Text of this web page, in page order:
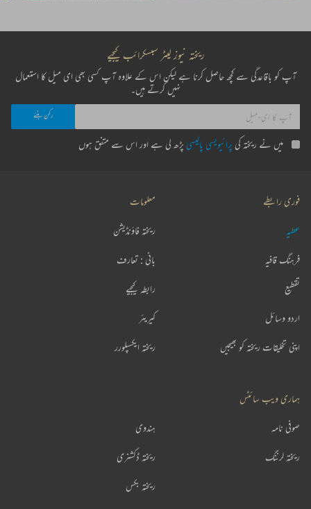
ریختہ نیوز لیٹر سبسکرائب کیجیے
آپ کو باقاعدگی سے کچھ حاصل کرنا ہے لیکن اس کے علاوہ آپ کسی بھی ای میل کا استعمال
نہیں کرتے ہیں۔
میں نے ریختہ کی پرائیویسی پالیسی پڑھ لی ہے اور اس سے متفق ہوں
فوری رابطے
عطیہ
فرہنگ قافیہ
تقطیع
اردو وسائل
اپنی تخلیقات ریختہ کو بھیجیں
معلومات
ریختہ فاؤنڈیشن
بانی : تعارف
رابطہ کیجیے
کیریئر
ریختہ ایکسپلورر
ہماری ویب سائٹس
ہندوی صوفی نامہ
ریختہ ڈکشنری ریختہ لرننگ
ریختہ بکس